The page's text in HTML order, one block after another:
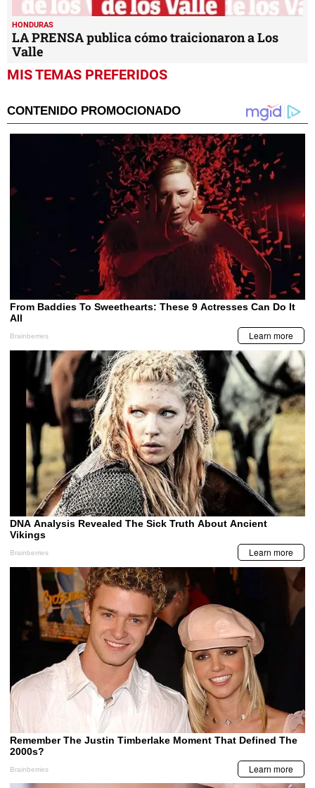
HONDURAS
LA PRENSA publica cómo traicionaron a Los
Valle
MIS TEMAS PREFERIDOS